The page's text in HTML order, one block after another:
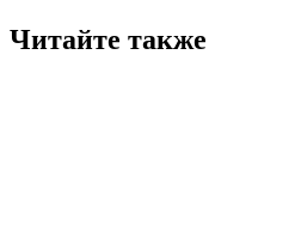
Читайте также